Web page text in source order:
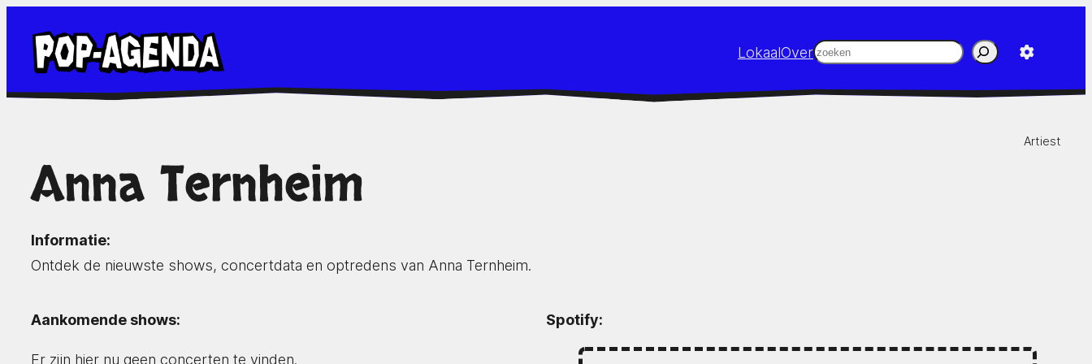
naar
inhoud
LokaalOverZoeken
Artiest
Anna Ternheim
Informatie:
Ontdek de nieuwste shows, concertdata en optredens van Anna Ternheim.
Aankomende shows:
Er zijn hier nu geen concerten te vinden.
Spotify: